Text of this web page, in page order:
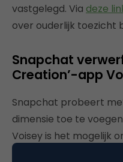
vastgelegd. Via deze
over ouderlijk toezicht
Snapchat
Creation’-app
Snapchat probeert
dimensie toe te
Voisey is het mogelijk
effects’ een eigen